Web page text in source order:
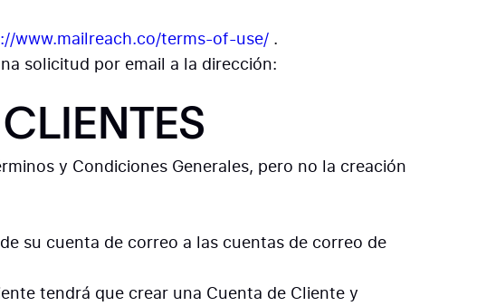
www.mailreach.co/terms-of-use/ .
solicitud por email a la dirección:
y Condiciones Generales, pero no la creación
su cuenta de correo a las cuentas de correo de
tendrá que crear una Cuenta de Cliente y